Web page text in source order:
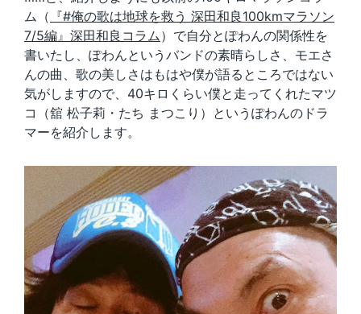
ム（ 『#俺の歌は地球を救う 深田和良100kmマラソン
7/5編』深田和良コラム ）で自分とぽわんの関係性を
書いたし、ぽわんというバンドの素晴らしさ、モエさ
んの曲、歌の美しさはもはや僕が語るところではない
気がしますので、40キロくらい僕と走ってくれたマツ
コ（舘 松子莉・たち まつこり）というぽわんのドラ
マーを紹介します。